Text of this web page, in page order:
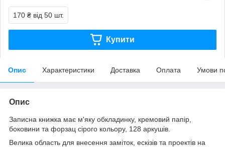
170 ₴ від 50 шт.
Купити
Опис Характеристики Доставка Оплата Умови
Опис
Записна книжка має м'яку обкладинку, кремовий папір,
боковини та форзац сірого кольору, 128 аркушів.
Велика область для внесення заміток, ескізів та проектів на